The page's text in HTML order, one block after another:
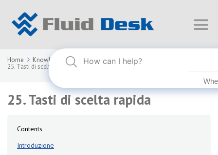
Home Knowledge Base
FLUID DESK BIM 2025
25. Tasti di scelta rapida
25. Tasti di scelta rapida
Contents
Introduzione